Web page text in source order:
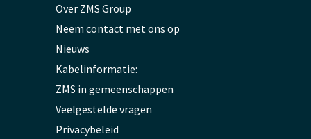
Over ZMS Group
Neem contact met ons op
Nieuws
Kabelinformatie:
ZMS in gemeenschappen
Veelgestelde vragen
Privacybeleid